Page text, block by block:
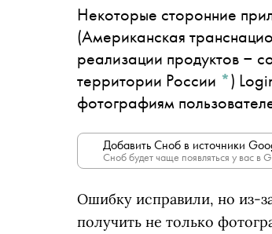
Некоторые сторонние
(Американская
реализации продуктов ‒
территории России *)
фотографиям
Добавить Сноб в источники
Сноб будет чаще появляться у вас в
Ошибку исправили, но из-
получить не только